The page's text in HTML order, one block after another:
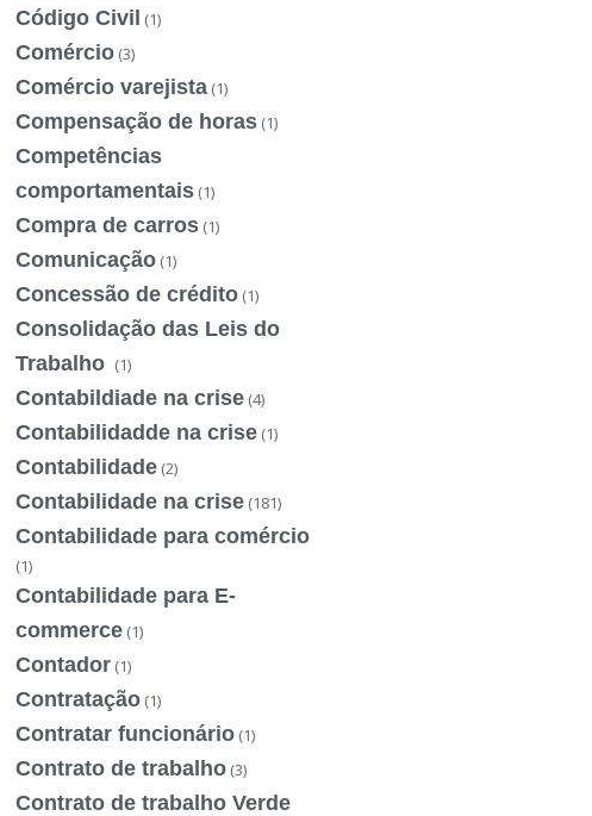
Código Civil (1)
Comércio (3)
Comércio varejista (1)
Compensação de horas (1)
Competências
comportamentais (1)
Compra de carros (1)
Comunicação (1)
Concessão de crédito (1)
Consolidação das Leis do
Trabalho (1)
Contabildiade na crise (4)
Contabilidadde na crise (1)
Contabilidade (2)
Contabilidade na crise (181)
Contabilidade para comércio
(1)
Contabilidade para E-
commerce (1)
Contador (1)
Contratação (1)
Contratar funcionário (1)
Contrato de trabalho (3)
Contrato de trabalho Verde